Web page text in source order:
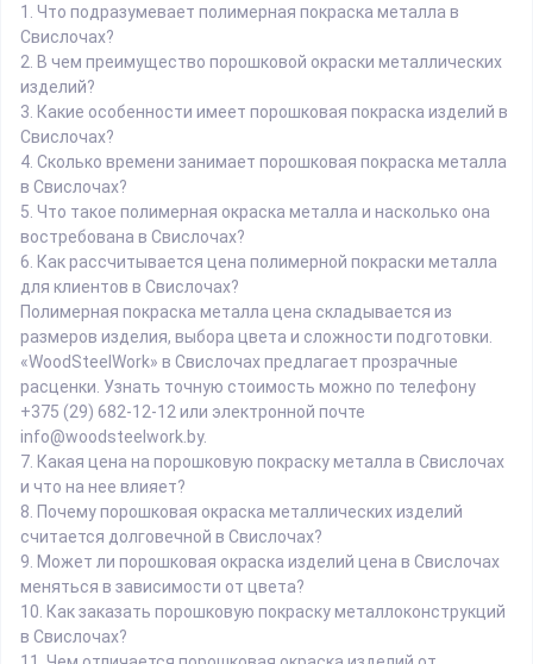
1.
Что подразумевает полимерная покраска металла в
Свислочах?
2. В чем преимущество порошковой окраски металлических
изделий?
3. Какие особенности имеет порошковая покраска изделий в
Свислочах?
4. Сколько времени занимает порошковая покраска металла
в Свислочах?
5. Что такое полимерная окраска металла и насколько она
востребована в Свислочах?
6. Как рассчитывается цена полимерной покраски металла
для клиентов в Свислочах?
Полимерная покраска металла цена складывается из
размеров изделия, выбора цвета и сложности подготовки.
«WoodSteelWork» в Свислочах предлагает прозрачные
расценки. Узнать точную стоимость можно по телефону
+375 (29) 682-12-12 или электронной почте
info@woodsteelwork.by.
7. Какая цена на порошковую покраску металла в Свислочах
и что на нее влияет?
8. Почему порошковая окраска металлических изделий
считается долговечной в Свислочах?
9. Может ли порошковая окраска изделий цена в Свислочах
меняться в зависимости от цвета?
10. Как заказать порошковую покраску металлоконструкций
в Свислочах?